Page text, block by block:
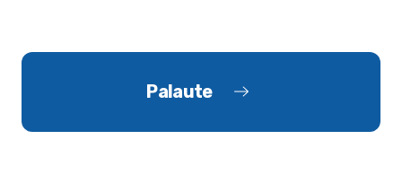
Palaute